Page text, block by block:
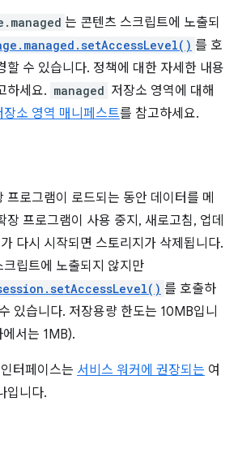
는 콘텐츠 스크립트에 노출되
를 호
할 수 있습니다. 정책에 대한 자세한 내용
하세요. managed 저장소 영역에 대해
장소 영역 매니페스트를 참고하세요.
프로그램이 로드되는 동안 데이터를 메
장 프로그램이 사용 중지, 새로고침, 업데
다시 시작되면 스토리지가 삭제됩니다.
립트에 노출되지 않지만
를 호출하
있습니다. 저장용량 한도는 10MB입니
서는 1MB).
인터페이스는 서비스 워커에 권장되는 여
입니다.